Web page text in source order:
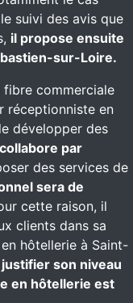
suivi des avis que
il propose ensuite
sur-Loire.
fibre commerciale
réceptionniste en
développer des
par
des services de
sera de
cette raison, il
clients dans sa
hôtellerie à Saint-
justifier son niveau
en hôtellerie est